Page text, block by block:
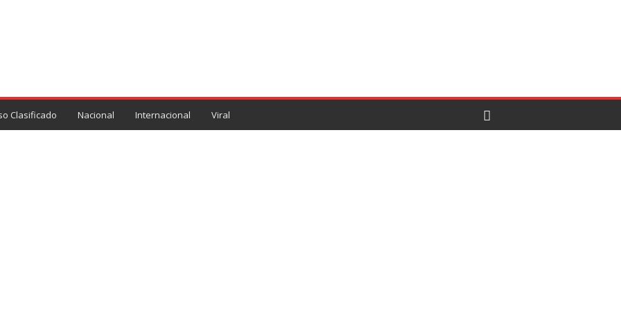
Clasificado Nacional Internacional Viral